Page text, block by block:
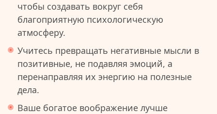
чтобы создавать вокруг себя
благоприятную психологическую
атмосферу.
Учитесь превращать негативные мысли в
позитивные, не подавляя эмоций, а
перенаправляя их энергию на полезные
дела.
Ваше богатое воображение лучше